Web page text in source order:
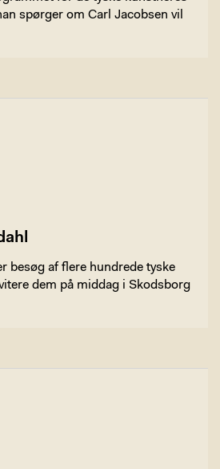
spørger om Carl Jacobsen vil
besøg af flere hundrede tyske
dem på middag i Skodsborg